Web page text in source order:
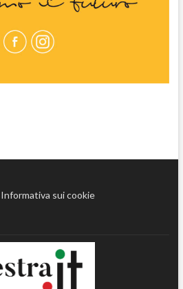
Informativa sui cookie